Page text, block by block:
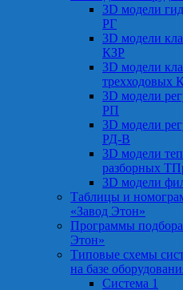
3D модели
РГ
3D модели
КЗР
3D модели
трехходовых
3D модели
РП
3D модели
РД-В
3D модели
разборных
3D модели
Таблицы и
«Завод Этон»
Программы
Этон»
Типовые схемы
на базе
Система 1